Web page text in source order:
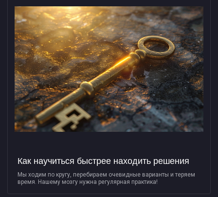
Как научиться быстрее находить решения
Мы ходим по кругу, перебираем очевидные варианты и теряем
время. Нашему мозгу нужна регулярная практика!